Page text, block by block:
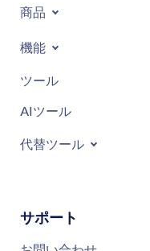
商品
機能
ツール
AIツール
代替ツール
サポート